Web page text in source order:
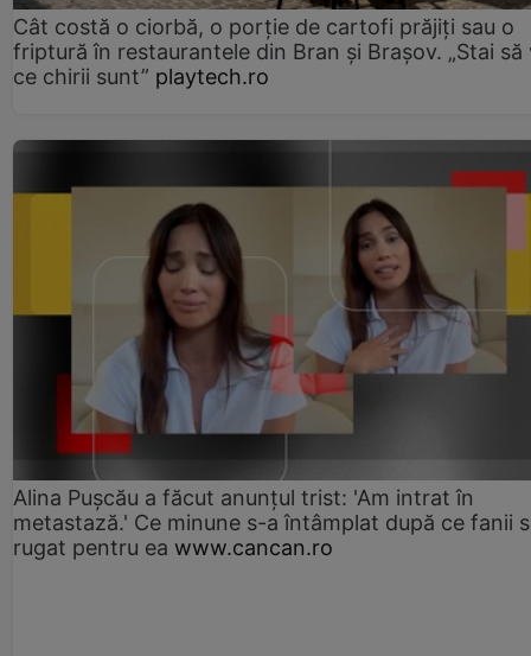
Cât costă o ciorbă, o porţie de cartofi prăjiţi sau o
friptură în restaurantele din Bran şi Braşov. „Stai să
ce chirii sunt” playtech.ro
Alina Pușcău a făcut anunțul trist: 'Am intrat în
metastază.' Ce minune s-a întâmplat după ce fanii
rugat pentru ea www.cancan.ro